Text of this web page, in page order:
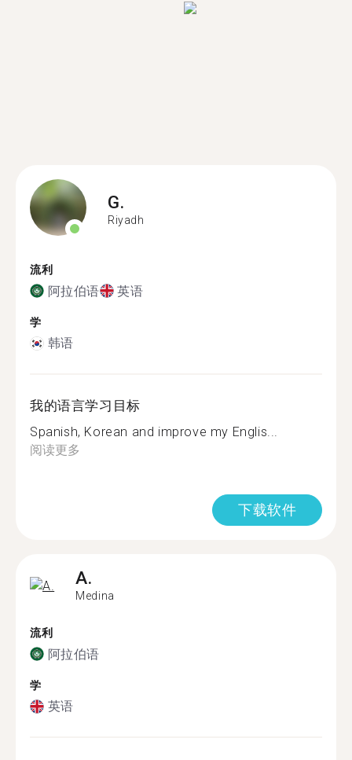
G.
Riyadh
流利
阿拉伯语 英语
学
韩语
我的语言学习目标
Spanish, Korean and improve my Englis...
阅读更多
下载软件
A.
Medina
流利
阿拉伯语
学
英语